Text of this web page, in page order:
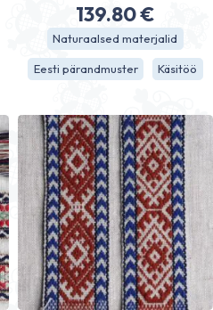
139.80€
Naturaalsed materjalid
Eesti pärandmuster Käsitöö